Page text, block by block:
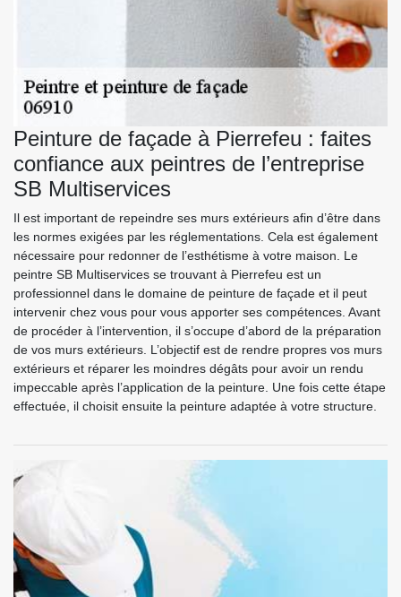
Peinture de façade à Pierrefeu : faites
confiance aux peintres de l’entreprise
SB Multiservices
Il est important de repeindre ses murs extérieurs afin d’être dans
les normes exigées par les réglementations. Cela est également
nécessaire pour redonner de l’esthétisme à votre maison. Le
peintre SB Multiservices se trouvant à Pierrefeu est un
professionnel dans le domaine de peinture de façade et il peut
intervenir chez vous pour vous apporter ses compétences. Avant
de procéder à l’intervention, il s’occupe d’abord de la préparation
de vos murs extérieurs. L’objectif est de rendre propres vos murs
extérieurs et réparer les moindres dégâts pour avoir un rendu
impeccable après l’application de la peinture. Une fois cette étape
effectuée, il choisit ensuite la peinture adaptée à votre structure.